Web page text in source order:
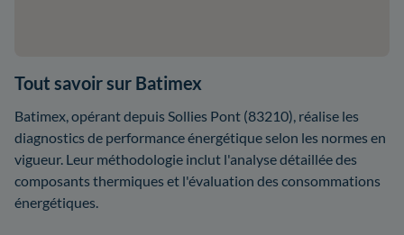
Tout savoir sur Batimex
Batimex, opérant depuis Sollies Pont (83210), réalise les
diagnostics de performance énergétique selon les normes en
vigueur. Leur méthodologie inclut l'analyse détaillée des
composants thermiques et l'évaluation des consommations
énergétiques.